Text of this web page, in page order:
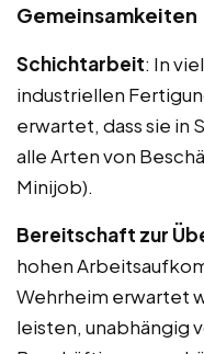
Gemeinsamkeiten
Schichtarbeit: In
industriellen
erwartet, dass sie in
alle Arten von
Minijob).
Bereitschaft zur
hohen
Wehrheim erwartet
leisten, unabhängig